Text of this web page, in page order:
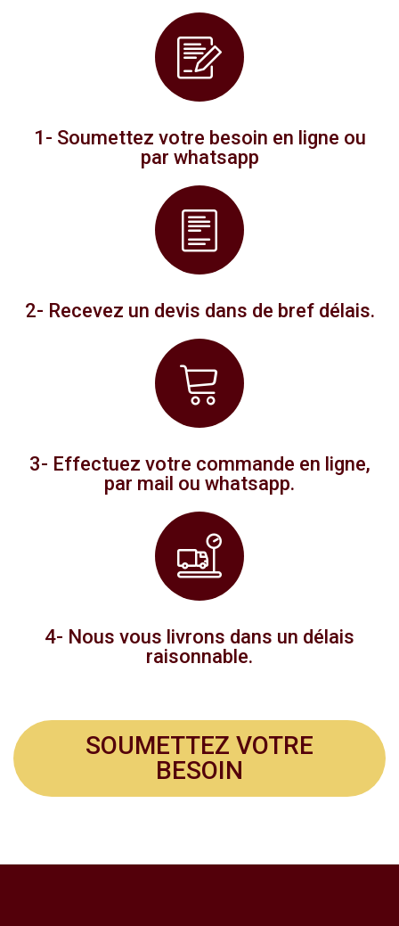
1- Soumettez votre besoin en ligne ou
par whatsapp
2- Recevez un devis dans de bref délais.
3- Effectuez votre commande en ligne,
par mail ou whatsapp.
4- Nous vous livrons dans un délais
raisonnable.
SOUMETTEZ VOTRE
BESOIN